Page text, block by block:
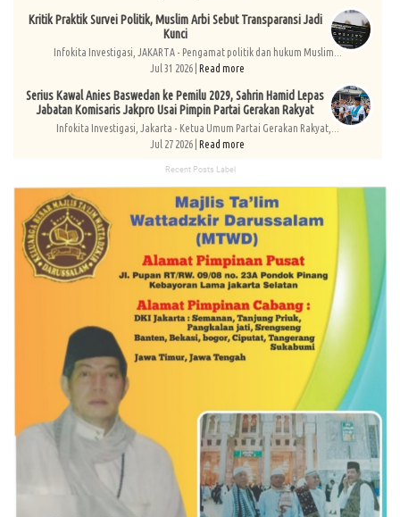
Kritik Praktik Survei Politik, Muslim Arbi Sebut Transparansi Jadi
Kunci
Infokita Investigasi, JAKARTA - Pengamat politik dan hukum Muslim...
Jul 31 2026 | Read more
Serius Kawal Anies Baswedan ke Pemilu 2029, Sahrin Hamid Lepas
Jabatan Komisaris Jakpro Usai Pimpin Partai Gerakan Rakyat
Infokita Investigasi, Jakarta - Ketua Umum Partai Gerakan Rakyat,...
Jul 27 2026 | Read more
Recent Posts Label